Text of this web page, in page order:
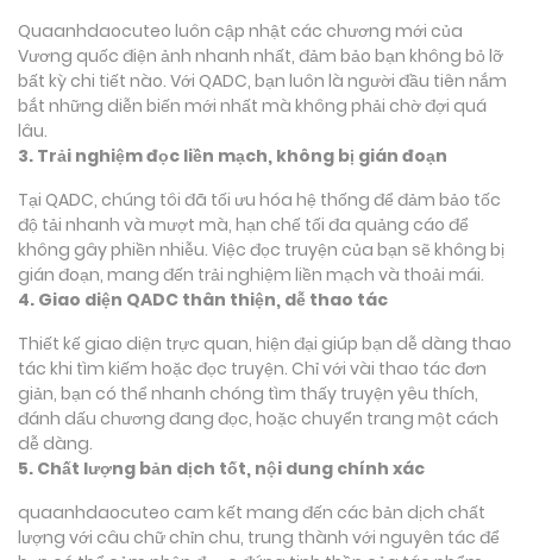
Quaanhdaocuteo luôn cập nhật các chương mới của
Vương quốc điện ảnh nhanh nhất, đảm bảo bạn không bỏ lỡ
bất kỳ chi tiết nào. Với QADC, bạn luôn là người đầu tiên nắm
bắt những diễn biến mới nhất mà không phải chờ đợi quá
lâu.
3. Trải nghiệm đọc liền mạch, không bị gián đoạn
Tại QADC, chúng tôi đã tối ưu hóa hệ thống để đảm bảo tốc
độ tải nhanh và mượt mà, hạn chế tối đa quảng cáo để
không gây phiền nhiễu. Việc đọc truyện của bạn sẽ không bị
gián đoạn, mang đến trải nghiệm liền mạch và thoải mái.
4. Giao diện QADC thân thiện, dễ thao tác
Thiết kế giao diện trực quan, hiện đại giúp bạn dễ dàng thao
tác khi tìm kiếm hoặc đọc truyện. Chỉ với vài thao tác đơn
giản, bạn có thể nhanh chóng tìm thấy truyện yêu thích,
đánh dấu chương đang đọc, hoặc chuyển trang một cách
dễ dàng.
5. Chất lượng bản dịch tốt, nội dung chính xác
quaanhdaocuteo cam kết mang đến các bản dịch chất
lượng với câu chữ chỉn chu, trung thành với nguyên tác để